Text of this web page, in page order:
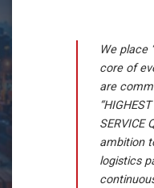
We place
core of
are
SERVICE
ambition
logistics